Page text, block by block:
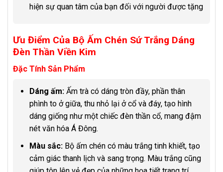
hiện sự quan tâm của bạn đối với người được tặng
Ưu Điểm Của Bộ Ấm Chén Sứ Trắng Dáng
Đèn Thần Viền Kim
Đặc Tính Sản Phẩm
Dáng ấm: Ấm trà có dáng tròn đầy, phần thân
phình to ở giữa, thu nhỏ lại ở cổ và đáy, tạo hình
dáng giống như một chiếc đèn thần cổ, mang đậm
nét văn hóa Á Đông.
Màu sắc:Bộ ấm chén có màu trắng tinh khiết, tạo
cảm giác thanh lịch và sang trọng. Màu trắng cũng